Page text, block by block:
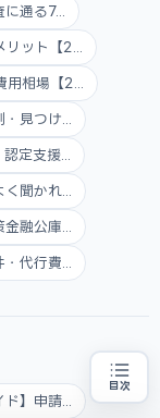
目次
域・業種から選べる
近くの専門家を探す
通る7...
ット【2...
相場【2...
見つけ...
定支援...
聞かれ...
融公庫...
代行費...
】申請...